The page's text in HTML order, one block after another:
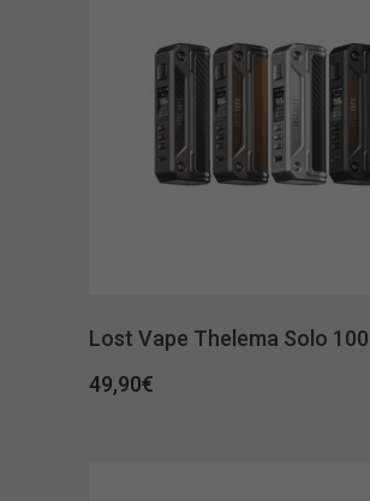
Lost Vape Thelema Solo
49,90€